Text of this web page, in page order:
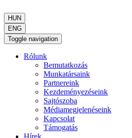
HUN
ENG
Toggle navigation
Rólunk
Bemutatkozás
Munkatársaink
Partnereink
Kezdeményezéseink
Sajtószoba
Médiamegjelenéseink
Kapcsolat
Támogatás
Hírek